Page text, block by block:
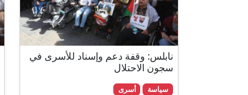
نابلس: وقفة دعم وإسناد للأسرى في
سجون الاحتلال
سياسة أسرى